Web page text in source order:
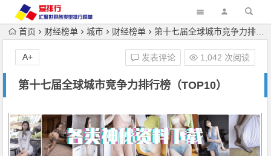
首页 财经榜单 城市 财经榜单 第十七届全球城市竞争力排行榜（TOP10）
第十七届全球城市竞争力排行榜（TOP10）
发表评论 1,042 次阅读
A+